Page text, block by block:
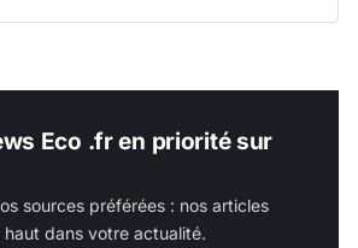
Eco .fr en priorité sur
sources préférées : nos articles
dans votre actualité.